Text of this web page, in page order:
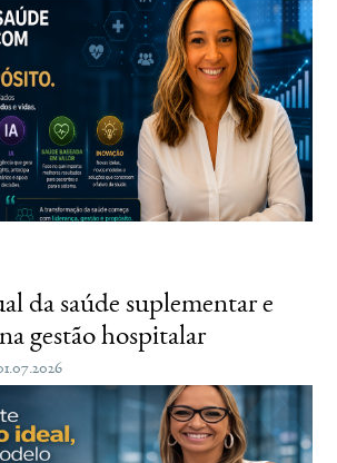
da saúde suplementar e
gestão hospitalar